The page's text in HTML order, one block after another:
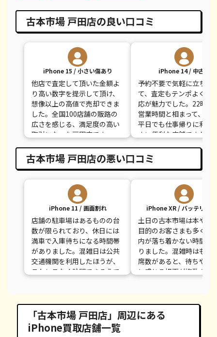
iPhone 7
iPhone 7 Plus
都度見積(非公開)
都度見積(非公開)
¥7,800
¥12,100
古本市場 戸田店の良い口コミ
iPhone 15 / 小さい傷あり
他店で査定して頂いた金額よ
り高い数字を提示して頂け、
想像以上の高値で売却できま
した。全国100店舗の販路の
広さを感じる、満足度の高い
取引になった戸田店です。
iPhone 14 / 中古品
予約不要で気軽に立ち寄
て、査定もテンポよく進
応が魅力でした。22時ま
営業時間と相まって、忙
平日でも仕事帰りに利用
すい便利な店舗ですね。
古本市場 戸田店の悪い口コミ
iPhone 11 / 画面割れ
店舗の駐車場はあるものの台
数が限られており、休日には
満車で入庫待ちになる時間帯
がありました。混雑日は公共
交通機関を利用したほうが、
ストレスなく訪問できそうで
iPhone XR / バッテリー
土日の古本市場は本やゲ
目的のお客さまも多く、
内が落ち着かない時間帯
りました。混雑時はもう
席数があると、待ちやす
に感じる場面が複数あり
「古本市場 戸田店」周辺にある
iPhone買取店舗一覧